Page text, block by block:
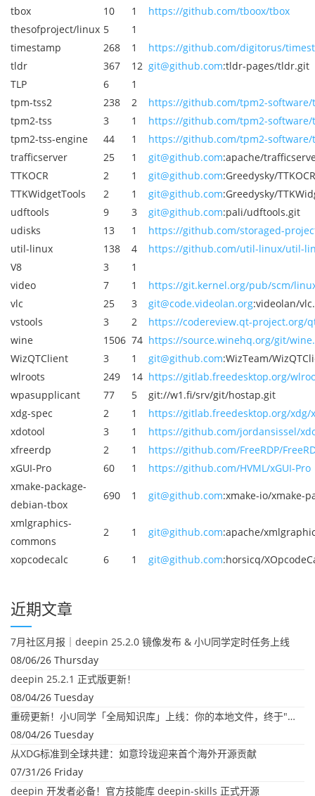
tbox
10 1
https://github.com/tboox/tbox
thesofproject/linux 5
1
timestamp
268 1
https://github.com/digitorus/
tldr
367 12 git@github.com:tldr-pages/tldr.git
TLP
6
1
tpm-tss2
238 2
https://github.com/tpm2-
tpm2-tss
3 1
https://github.com/tpm2-
tpm2-tss-engine
44 1
https://github.com/tpm2-
trafficserver
25 1 git@github.com:apache/
TTKOCR
2 1 git@github.com:Greedysky/
TTKWidgetTools
2 1 git@github.com:Greedysky/
udftools
9 3 git@github.com:pali/udftools.git
udisks
13 1
https://github.com/storaged-
util-linux
138 4
https://github.com/util-linux/util-
V8
3
1
video
7 1
https://git.kernel.org/pub/scm/
vlc
25 3 git@code.videolan.org:videolan/
vstools
3 2
https://codereview.qt-project.org/
wine
1506 74 https://source.winehq.org/git/
WizQTClient
3 1 git@github.com:WizTeam/
wlroots
249 14 https://gitlab.freedesktop.org/
wpasupplicant
77 5
git://w1.fi/srv/git/hostap.git
xdg-spec
2 1
https://gitlab.freedesktop.org/xdg/
xdotool
3 1
https://github.com/jordansissel/
xfreerdp
2 1
https://github.com/FreeRDP/
xGUI-Pro
60 1
https://github.com/HVML/xGUI-Pro
xmake-package-
debian-tbox
690 1 git@github.com:xmake-io/xmake-
xmlgraphics-
commons
2 1 git@github.com:apache/
xopcodecalc 6 1 git@github.com:horsicq/
近期文章
7月社区月报｜deepin 25.2.0 镜像发布 & 小U同学定时任务上线
08/06/26 Thursday
deepin 25.2.1 正式版更新！
08/04/26 Tuesday
重磅更新！小U同学「全局知识库」上线：你的本地文件，终于"活"起来了
08/04/26 Tuesday
从XDG标准到全球共建：如意玲珑迎来首个海外开源贡献
07/31/26 Friday
deepin 开发者必备！官方技能库 deepin-skills 正式开源